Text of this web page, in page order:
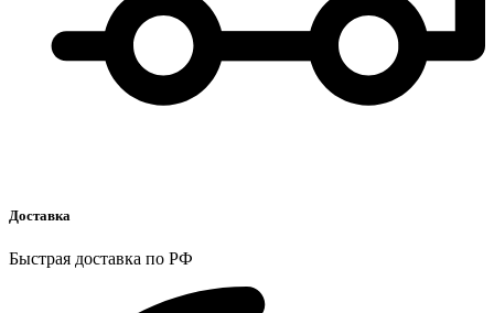
Доставка
Быстрая доставка по РФ